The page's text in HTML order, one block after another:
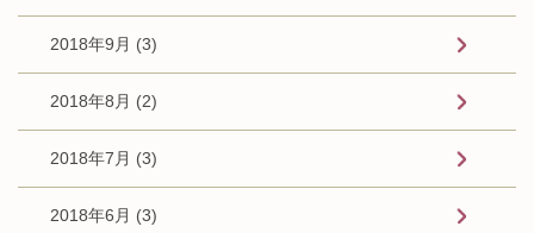
2018年9月 (3)
2018年8月 (2)
2018年7月 (3)
2018年6月 (3)